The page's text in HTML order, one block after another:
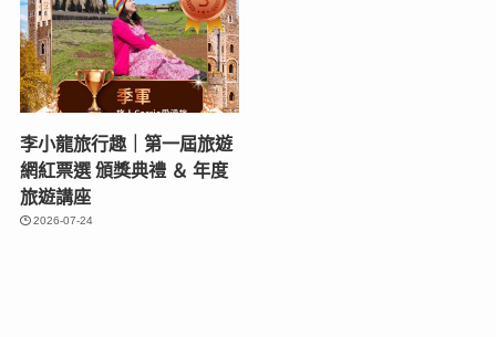
李小龍旅行趣｜第一屆旅遊
網紅票選 頒獎典禮 ＆ 年度
旅遊講座
2026-07-24